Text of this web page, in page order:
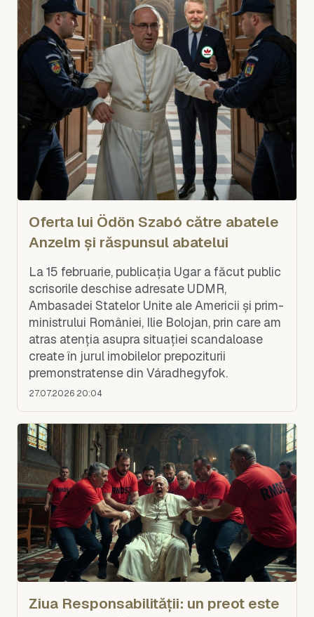
Oferta lui Ödön Szabó către abatele
Anzelm și răspunsul abatelui
La 15 februarie, publicația Ugar a făcut public
scrisorile deschise adresate UDMR,
Ambasadei Statelor Unite ale Americii și prim-
ministrului României, Ilie Bolojan, prin care am
atras atenția asupra situației scandaloase
create în jurul imobilelor prepoziturii
premonstratense din Váradhegyfok.
27.07.2026 20:04
Ziua Responsabilității: un preot este